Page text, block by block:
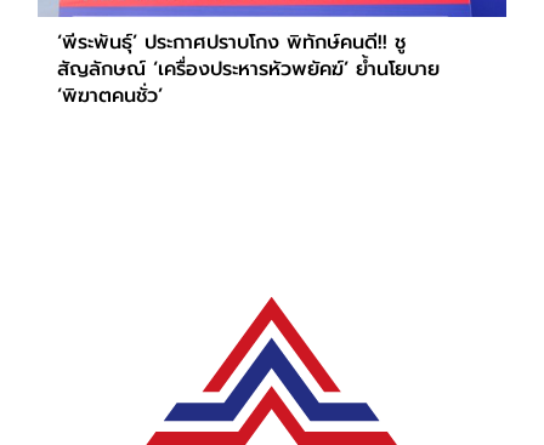
‘พีระพันธุ์’ ประกาศปราบโกง พิทักษ์คนดี!! ชู
สัญลักษณ์ ‘เครื่องประหารหัวพยัคฆ์’ ย้ำนโยบาย
‘พิฆาตคนชั่ว’